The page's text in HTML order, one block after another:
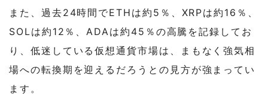
また、過去24時間でETHは約5％、XRPは約16％、
SOLは約12％、ADAは約45％の高騰を記録してお
り、低迷している仮想通貨市場は、まもなく強気相
場への転換期を迎えるだろうとの見方が強まってい
ます。